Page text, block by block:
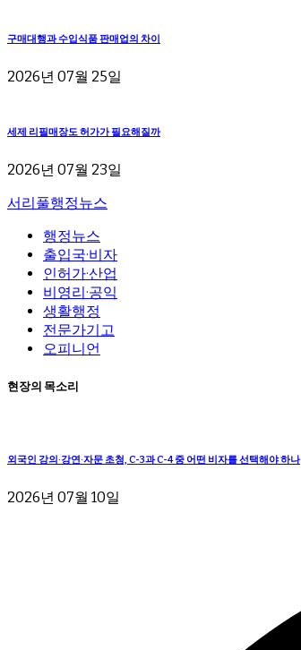
구매대행과 수입식품 판매업의 차이
2026년 07월 25일
세제 리필매장도 허가가 필요해질까
2026년 07월 23일
서리풀행정뉴스
행정뉴스
출입국·비자
인허가·산업
비영리·공익
생활행정
전문가기고
오피니언
현장의 목소리
외국인 강의·강연·자문 초청, C-3과 C-4 중 어떤 비자를 선택해야 하나
2026년 07월 10일